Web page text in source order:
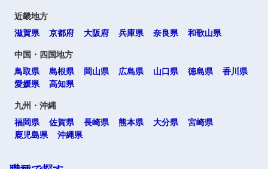
近畿地方
滋賀県
京都府 大阪府 兵庫県 奈良県 和歌山県
中国・四国地方
鳥取県
島根県 岡山県 広島県 山口県 徳島県
香川県
愛媛県
高知県
九州・沖縄
福岡県
佐賀県 長崎県 熊本県 大分県
宮崎県
鹿児島県
沖縄県